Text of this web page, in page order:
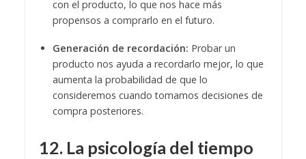
con el producto, lo que nos hace más
propensos a comprarlo en el futuro.
Generación de recordación: Probar un
producto nos ayuda a recordarlo mejor, lo que
aumenta la probabilidad de que lo
consideremos cuando tomamos decisiones de
compra posteriores.
12. La psicología del tiempo